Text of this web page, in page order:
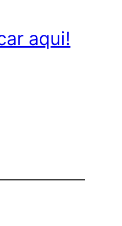
aqui!